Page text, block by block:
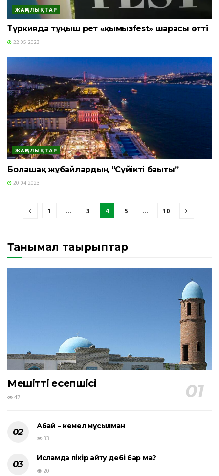
ЖАҢАЛЫҚТАР
Түркияда тұңғыш рет «қымызfest» шарасы өтті
22.05.2023
ЖАҢАЛЫҚТАР
Болашақ жұбайлардың “Сүйікті бағыты”
20.04.2023
1 … 3 4 5 … 10
Танымал тақырыптар
Мешіттің есепшісі
47
Абай – кемел мұсылман
33
Исламда пікір айту әдебі бар ма?
20